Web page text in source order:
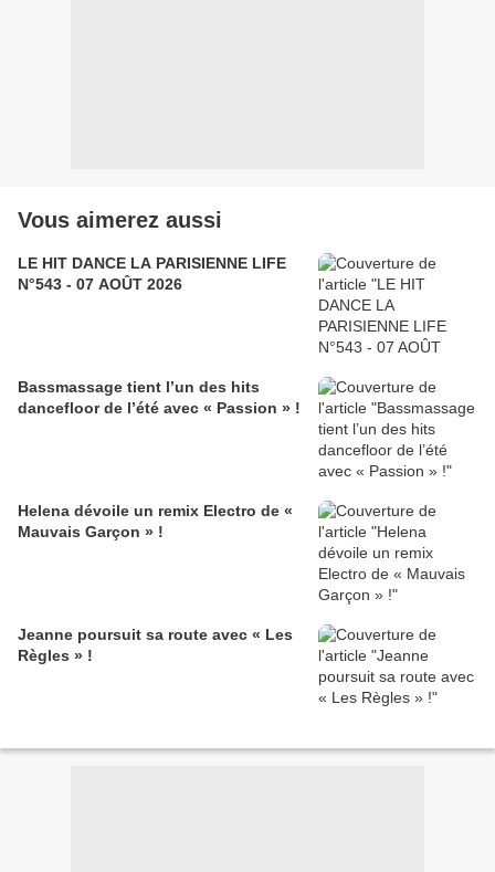
Vous aimerez aussi
LE HIT DANCE LA PARISIENNE LIFE
N°543 - 07 AOÛT 2026
Bassmassage tient l’un des hits
dancefloor de l’été avec « Passion » !
Helena dévoile un remix Electro de «
Mauvais Garçon » !
Jeanne poursuit sa route avec « Les
Règles » !